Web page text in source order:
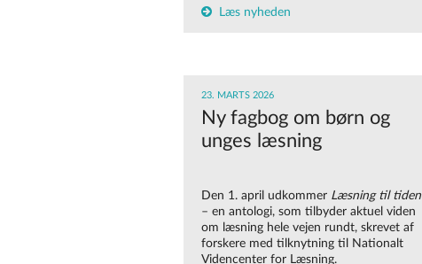
Læs nyheden
23. MARTS 2026
Ny fagbog om børn og
unges læsning
Den 1. april udkommer Læsning til tiden
– en antologi, som tilbyder aktuel viden
om læsning hele vejen rundt, skrevet af
forskere med tilknytning til Nationalt
Videncenter for Læsning.